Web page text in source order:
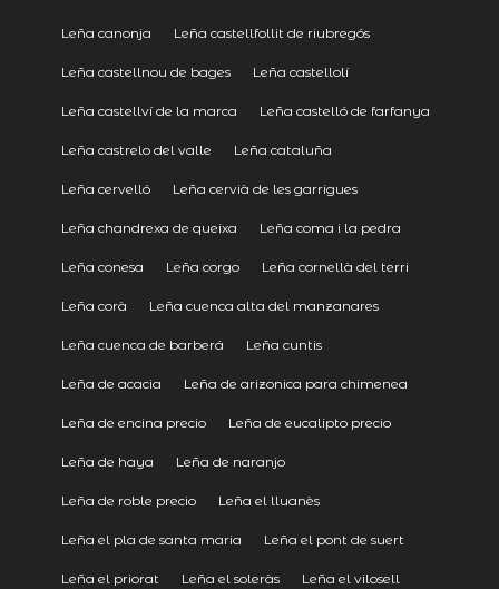
Leña canonja Leña castellfollit de riubregós
Leña castellnou de bages Leña castellolí
Leña castellví de la marca Leña castelló de farfanya
Leña castrelo del valle Leña cataluña
Leña cervelló Leña cervià de les garrigues
Leña chandrexa de queixa Leña coma i la pedra
Leña conesa Leña corgo Leña cornellà del terri
Leña corà Leña cuenca alta del manzanares
Leña cuenca de barberá Leña cuntis
Leña de acacia Leña de arizonica para chimenea
Leña de encina precio Leña de eucalipto precio
Leña de haya Leña de naranjo
Leña de roble precio Leña el lluanès
Leña el pla de santa maria Leña el pont de suert
Leña el priorat Leña el soleràs Leña el vilosell